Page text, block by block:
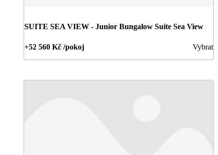
SUITE SEA VIEW - Junior Bungalow Suite Sea View
+52 560 Kč /pokoj Vybrat